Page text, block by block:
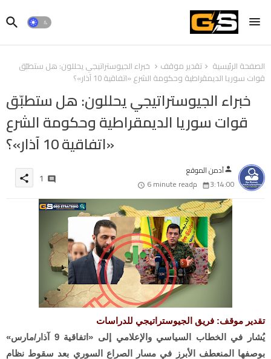
الصفحة الرئيسية تقدير موقف
خبراء الجيوستراتيجي يحللون: هل ستطبّق
قوات سوريا الديمقراطية وحكومة الشرع «اتفاقية 10 آذار»؟
خبراء الجيوستراتيجي يحللون: هل ستطبّق
قوات سوريا الديمقراطية وحكومة الشرع
«اتفاقية 10 آذار»؟
personآدمن الموقع
3:14:00 م
6 minute read
1
share
تقدير موقف: فريق الجيوستراتيجي للدراسات
يُشار في الخطاب السياسي والإعلامي إلى «اتفاقية 9 آذار/مارس»
بوصفها المنعطف الأبرز في مسار الصراع السوري بعد سقوط نظام